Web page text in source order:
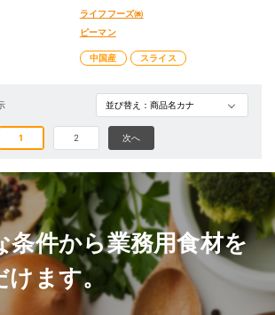
ライフフーズ㈱
ピーマン
中国産 スライス
1 2 次へ
条件から業務用食材を
ます。